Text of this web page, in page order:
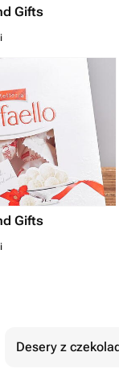
Gifts
Gifts
Desery z